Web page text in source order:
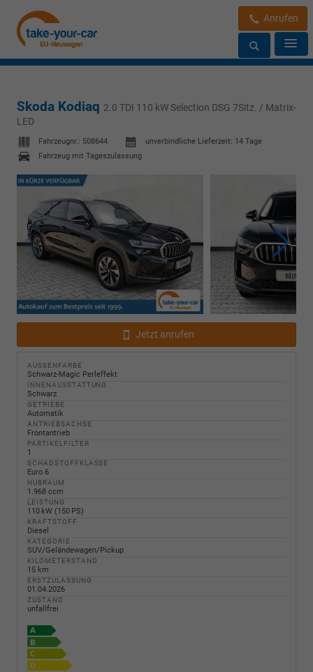
Anrufen
Skoda Kodiaq 2.0 TDI 110 kW Selection DSG 7Sitz. / Matrix-
LED
Fahrzeugnr.: 508644 unverbindliche Lieferzeit: 14 Tage
Fahrzeug mit Tageszulassung
Jetzt anrufen
AUSSENFARBE
Schwarz-Magic Perleffekt
INNENAUSSTATTUNG
Schwarz
GETRIEBE
Automatik
ANTRIEBSACHSE
Frontantrieb
PARTIKELFILTER
1
SCHADSTOFFKLASSE
Euro 6
HUBRAUM
1.968 ccm
LEISTUNG
110 kW (150 PS)
KRAFTSTOFF
Diesel
KATEGORIE
SUV/Geländewagen/Pickup
KILOMETERSTAND
15 km
ERSTZULASSUNG
01.04.2026
ZUSTAND
unfallfrei